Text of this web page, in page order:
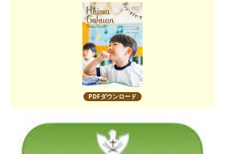
PDFダウンロード